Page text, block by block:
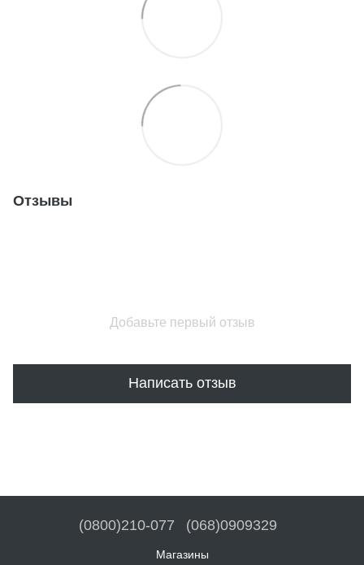
Отзывы
Добавьте первый отзыв
Написать отзыв
(0800)210-077 (068)0909329
Магазины